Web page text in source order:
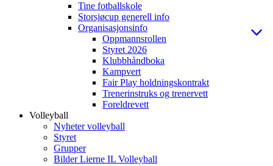
Tine fotballskole
Storsjøcup generell info
Organisasjonsinfo
Oppmannsrollen
Styret 2026
Klubbhåndboka
Kampvert
Fair Play holdningskontrakt
Trenerinstruks og trenervett
Foreldrevett
Volleyball
Nyheter volleyball
Styret
Grupper
Bilder Lierne IL Volleyball